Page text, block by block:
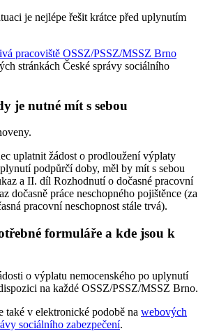
je nejlépe řešit krátce před uplynutím
pracoviště OSSZ/PSSZ/MSSZ Brno
stránkách České správy sociálního
je nutné mít s sebou
uplatnit žádost o prodloužení výplaty
podpůrčí doby, měl by mít s sebou
a II. díl Rozhodnutí o dočasné pracovní
dočasně práce neschopného pojištěnce (za
pracovní neschopnost stále trvá).
formuláře a kde jsou k
o výplatu nemocenského po uplynutí
na každé OSSZ/PSSZ/MSSZ Brno.
také v elektronické podobě na webových
sociálního zabezpečení.